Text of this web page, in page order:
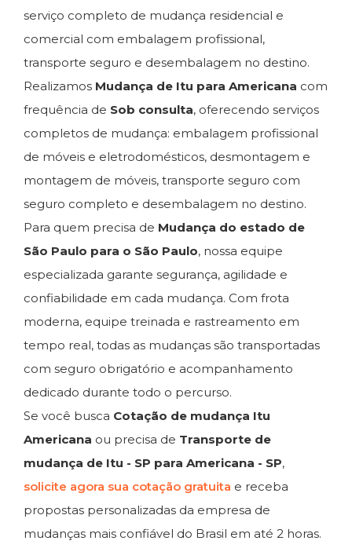
serviço completo de mudança residencial e
comercial com embalagem profissional,
transporte seguro e desembalagem no destino.
Realizamos Mudança de Itu para Americana com
frequência de Sob consulta, oferecendo serviços
completos de mudança: embalagem profissional
de móveis e eletrodomésticos, desmontagem e
montagem de móveis, transporte seguro com
seguro completo e desembalagem no destino.
Para quem precisa de Mudança do estado de
São Paulo para o São Paulo, nossa equipe
especializada garante segurança, agilidade e
confiabilidade em cada mudança. Com frota
moderna, equipe treinada e rastreamento em
tempo real, todas as mudanças são transportadas
com seguro obrigatório e acompanhamento
dedicado durante todo o percurso.
Se você busca Cotação de mudança Itu
Americana ou precisa de Transporte de
mudança de Itu - SP para Americana - SP,
solicite agora sua cotação gratuita e receba
propostas personalizadas da empresa de
mudanças mais confiável do Brasil em até 2 horas.